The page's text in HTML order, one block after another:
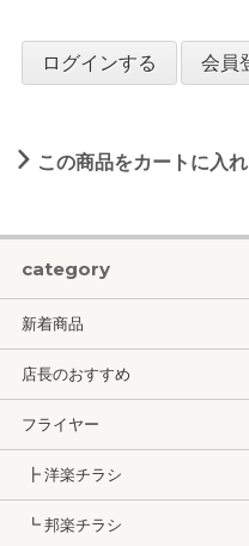
ログインする 会員
この商品をカートに入
category
新着商品
店長のおすすめ
フライヤー
┣ 洋楽チラシ
┗ 邦楽チラシ